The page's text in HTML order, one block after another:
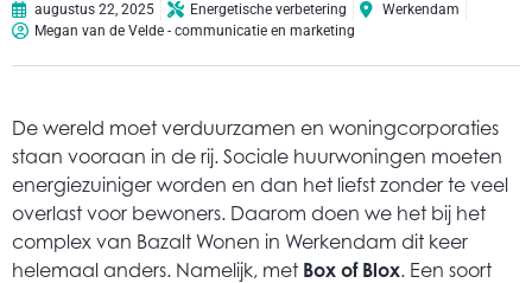
augustus 22, 2025 Energetische verbetering
Werkendam
Megan van de Velde - communicatie en marketing
De wereld moet verduurzamen en woningcorporaties
staan vooraan in de rij. Sociale huurwoningen moeten
energiezuiniger worden en dan het liefst zonder te veel
overlast voor bewoners. Daarom doen we het bij het
complex van Bazalt Wonen in Werkendam dit keer
helemaal anders. Namelijk, met Box of Blox. Een soort